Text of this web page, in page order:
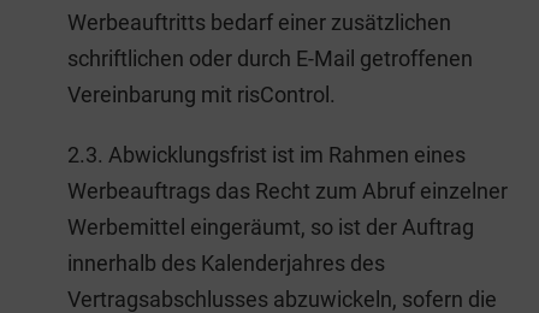
Werbeauftritts bedarf einer zusätzlichen
schriftlichen oder durch E-Mail getroffenen
Vereinbarung mit risControl.
2.3. Abwicklungsfrist ist im Rahmen eines
Werbeauftrags das Recht zum Abruf einzelner
Werbemittel eingeräumt, so ist der Auftrag
innerhalb des Kalenderjahres des
Vertragsabschlusses abzuwickeln, sofern die